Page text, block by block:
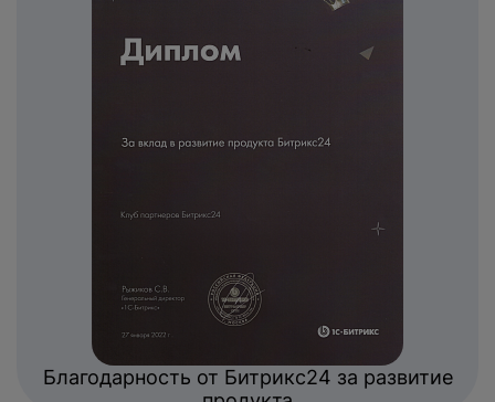
Благодарность от Битрикс24 за развитие